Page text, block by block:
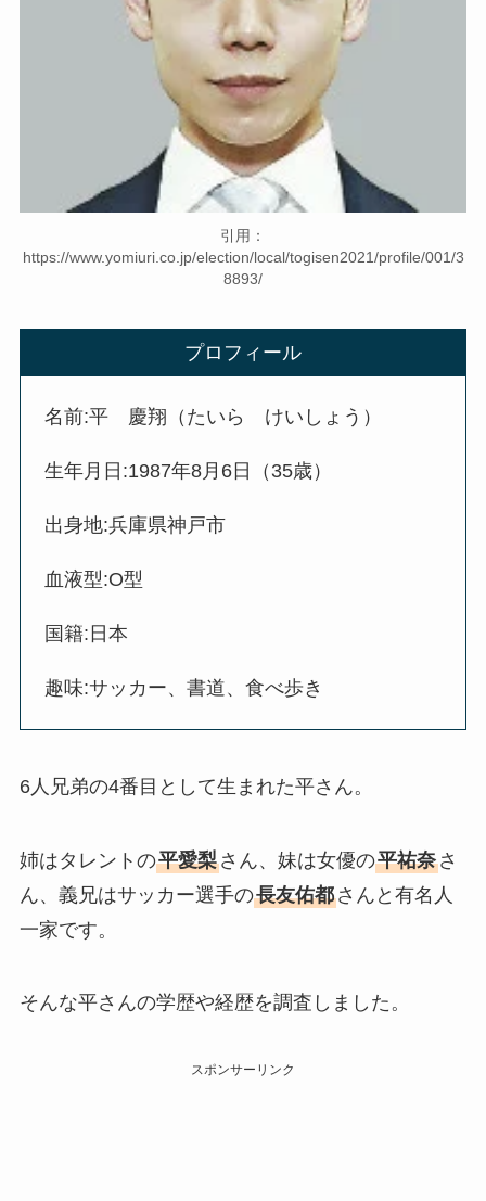
引用：
https://www.yomiuri.co.jp/election/local/togisen2021/profile/001/3
8893/
プロフィール
名前:平 慶翔（たいら けいしょう）
生年月日:1987年8月6日（35歳）
出身地:兵庫県神戸市
血液型:O型
国籍:日本
趣味:サッカー、書道、食べ歩き
6人兄弟の4番目として生まれた平さん。
姉はタレントの平愛梨さん、妹は女優の平祐奈さ
ん、義兄はサッカー選手の長友佑都さんと有名人
一家です。
そんな平さんの学歴や経歴を調査しました。
スポンサーリンク